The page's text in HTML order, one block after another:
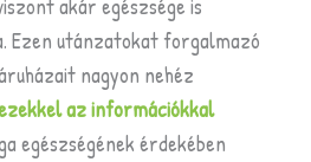
akár egészsége is
Ezen utánzatokat forgalmazó
nagyon nehéz
az információkkal
egészségének érdekében